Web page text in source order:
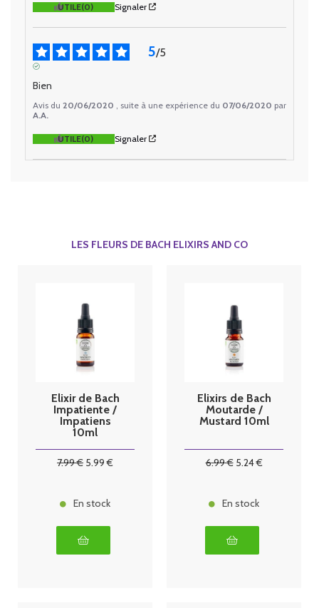
UTILE(0) Signaler
5/5
Bien
Avis du 20/06/2020 , suite à une expérience du 07/06/2020 par
A.A.
UTILE(0) Signaler
LES FLEURS DE BACH ELIXIRS AND CO
Elixir de Bach
Impatiente /
Impatiens
10ml
7.99€ 5.99 €
En stock
Elixirs de Bach
Moutarde /
Mustard 10ml
6.99€ 5.24€
En stock